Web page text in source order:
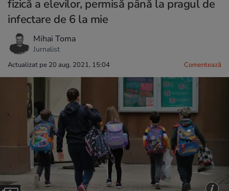
fizică a elevilor, permisă până la pragul de
infectare de 6 la mie
Mihai Toma
Jurnalist
Actualizat pe 20 aug. 2021, 15:04 Comentează